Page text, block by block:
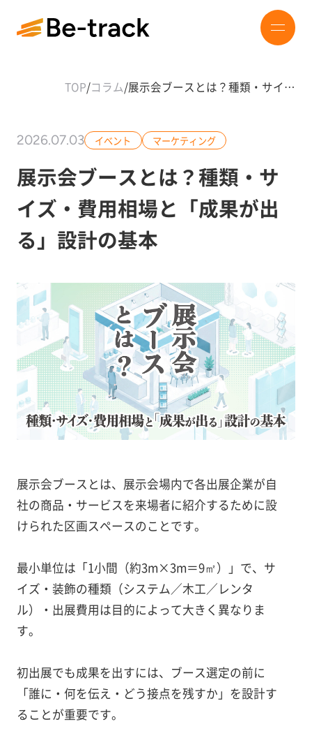
TOP/コラム/展示会ブースとは？種類・サイ…
2026.07.03 イベント マーケティング
展示会ブースとは？種類・サ
イズ・費用相場と「成果が出
る」設計の基本
展示会ブースとは、展示会場内で各出展企業が自
社の商品・サービスを来場者に紹介するために設
けられた区画スペースのことです。
最小単位は「1小間（約3m×3m＝9㎡）」で、サ
イズ・装飾の種類（システム／木工／レンタ
ル）・出展費用は目的によって大きく異なりま
す。
初出展でも成果を出すには、ブース選定の前に
「誰に・何を伝え・どう接点を残すか」を設計す
ることが重要です。